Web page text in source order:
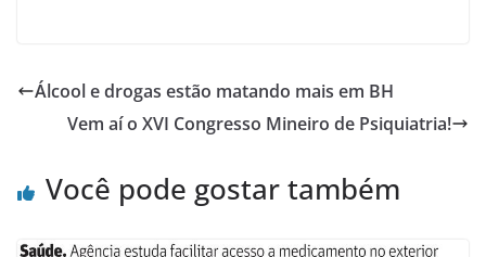
Álcool e drogas estão matando mais em BH
Vem aí o XVI Congresso Mineiro de Psiquiatria!
Você pode gostar também